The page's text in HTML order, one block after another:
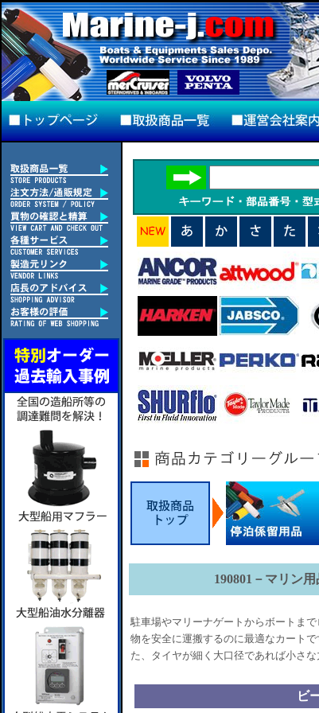
190801－マリン
駐車場やマリーナゲートからボートま
物を安全に運搬するのに最適なカート
た、タイヤが細く大口径であれば小さな
ビ